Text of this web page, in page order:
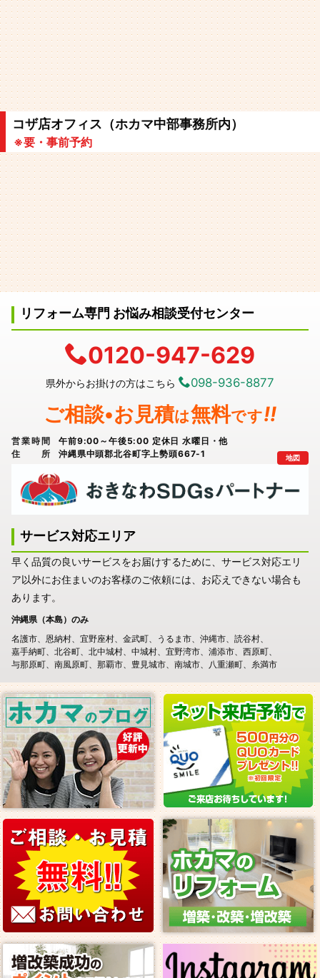
コザ店オフィス（ホカマ中部事務所内）
※要・事前予約
リフォーム専門 お悩み相談受付センター
0120-947-629
県外からお掛けの方はこちら 098-936-8877
ご相談•お見積は無料です!!
営業時間
午前9:00～午後5:00 定休日 水曜日・他
住所
沖縄県中頭郡北谷町字上勢頭667-1 地図
サービス対応エリア
早く品質の良いサービスをお届けするために、サービス対応エリ
ア以外にお住まいのお客様のご依頼には、お応えできない場合も
あります。
沖縄県（本島）のみ
名護市
恩納村 宜野座村 金武町 うるま市 沖縄市
読谷村
嘉手納町
北谷町 北中城村 中城村 宜野湾市 浦添市
西原町
与那原町
南風原町 那覇市 豊見城市 南城市 八重瀬町 糸満市